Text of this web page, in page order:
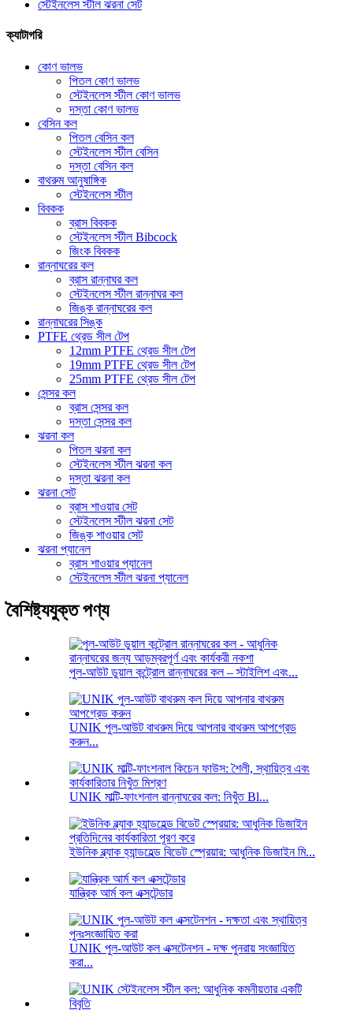
স্টেইনলেস স্টীল ঝরনা সেট
ক্যাটাগরি
কোণ ভালভ
পিতল কোণ ভালভ
স্টেইনলেস স্টীল কোণ ভালভ
দস্তা কোণ ভালভ
বেসিন কল
পিতল বেসিন কল
স্টেইনলেস স্টীল বেসিন
দস্তা বেসিন কল
বাথরুম আনুষাঙ্গিক
স্টেইনলেস স্টীল
বিবকক
ব্রাস বিবকক
স্টেইনলেস স্টীল Bibcock
জিংক বিবকক
রান্নাঘরের কল
ব্রাস রান্নাঘর কল
স্টেইনলেস স্টীল রান্নাঘর কল
জিঙ্ক রান্নাঘরের কল
রান্নাঘরের সিঙ্ক
PTFE থ্রেড সীল টেপ
12mm PTFE থ্রেড সীল টেপ
19mm PTFE থ্রেড সীল টেপ
25mm PTFE থ্রেড সীল টেপ
সেন্সর কল
ব্রাস সেন্সর কল
দস্তা সেন্সর কল
ঝরনা কল
পিতল ঝরনা কল
স্টেইনলেস স্টীল ঝরনা কল
দস্তা ঝরনা কল
ঝরনা সেট
ব্রাস শাওয়ার সেট
স্টেইনলেস স্টীল ঝরনা সেট
জিঙ্ক শাওয়ার সেট
ঝরনা প্যানেল
ব্রাস শাওয়ার প্যানেল
স্টেইনলেস স্টীল ঝরনা প্যানেল
বৈশিষ্ট্যযুক্ত পণ্য
পুল-আউট ডুয়াল কন্ট্রোল রান্নাঘরের কল – স্টাইলিশ এবং...
UNIK পুল-আউট বাথরুম দিয়ে আপনার বাথরুম আপগ্রেড
করুন...
UNIK মাল্টি-ফাংশনাল রান্নাঘরের কল: নিখুঁত Bl...
ইউনিক ব্ল্যাক হ্যান্ডহেল্ড বিডেট স্প্রেয়ার: আধুনিক ডিজাইন মি...
যান্ত্রিক আর্ম কল এক্সটেন্ডার
UNIK পুল-আউট কল এক্সটেনশন - দক্ষ পুনরায় সংজ্ঞায়িত
করা...